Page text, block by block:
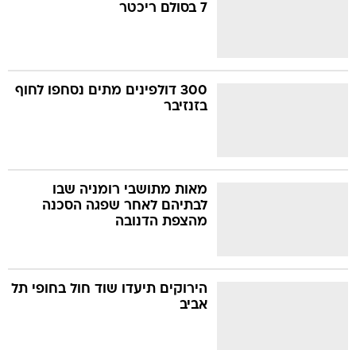
7 בסולם ריכטר
300 דולפינים מתים נסחפו לחוף
בזנזיבר
מאות מתושבי רומניה שבו
לבתיהם לאחר שפגה הסכנה
מהצפת הדנובה
הירוקים תיעדו שוד חול בחופי תל
אביב